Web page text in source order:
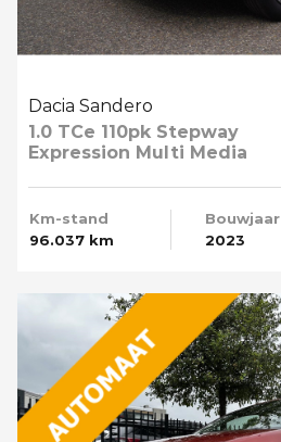
Dacia Sandero
1.0 TCe 110pk Stepway
Expression Multi Media
Km-stand
96.037 km
Bouwjaar
2023